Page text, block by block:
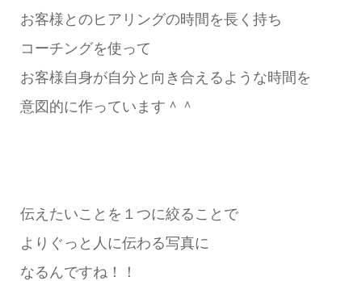
お客様とのヒアリングの時間を長く持ち
コーチングを使って
お客様自身が自分と向き合えるような時間を
意図的に作っています＾＾
伝えたいことを１つに絞ることで
よりぐっと人に伝わる写真に
なるんですね！！